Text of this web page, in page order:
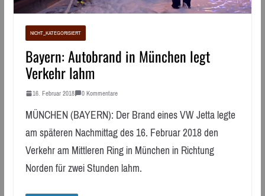
NICHT_KATEGORISIERT
Bayern: Autobrand in München legt
Verkehr lahm
16. Februar 2018 0 Kommentare
MÜNCHEN (BAYERN): Der Brand eines VW Jetta legte
am späteren Nachmittag des 16. Februar 2018 den
Verkehr am Mittleren Ring in München in Richtung
Norden für zwei Stunden lahm.